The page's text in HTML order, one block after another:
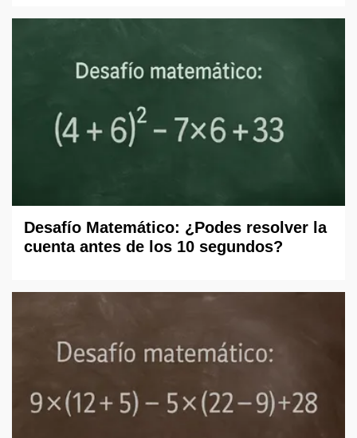
Desafío Matemático: ¿Podes resolver la
cuenta antes de los 10 segundos?